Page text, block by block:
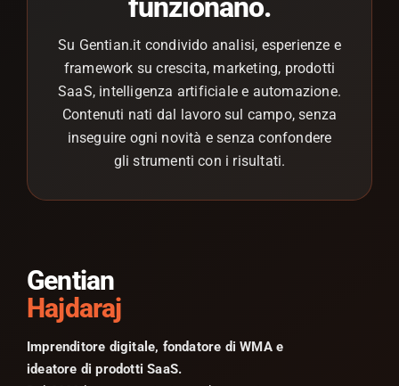
funzionano.
Su Gentian.it condivido analisi, esperienze e
framework su crescita, marketing, prodotti
SaaS, intelligenza artificiale e automazione.
Contenuti nati dal lavoro sul campo, senza
inseguire ogni novità e senza confondere
gli strumenti con i risultati.
Gentian
Hajdaraj
Imprenditore digitale, fondatore di WMA e
ideatore di prodotti SaaS.